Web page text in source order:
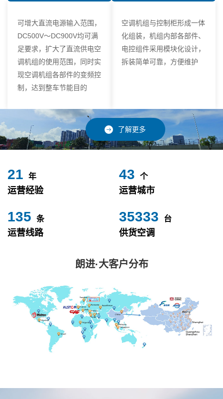
可增大直流电源输入范围，
DC500V～DC900V均可满
足要求，扩大了直流供电空
调机组的使用范围，同时实
现空调机组各部件的变频控
制，达到整车节能目的
空调机组与控制柜形成一体
化组装，机组内部各部件、
电控组件采用模块化设计，
拆装简单可靠，方便维护
了解更多
24 年
运营经验
49 个
运营城市
153 条
运营线路
40000 台
供货空调
朗进·大客户分布